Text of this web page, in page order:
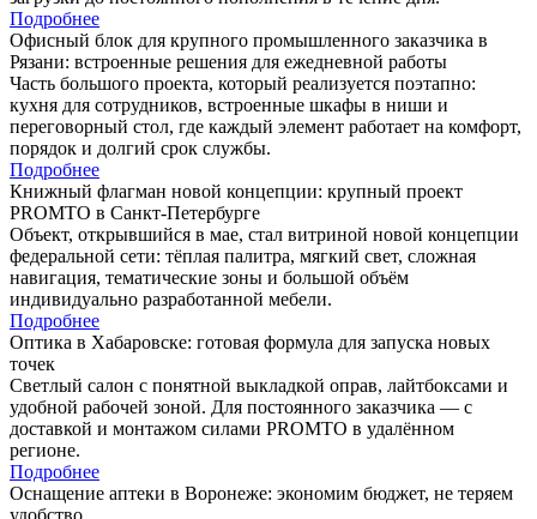
Подробнее
Офисный блок для крупного промышленного заказчика в
Рязани: встроенные решения для ежедневной работы
Часть большого проекта, который реализуется поэтапно:
кухня для сотрудников, встроенные шкафы в ниши и
переговорный стол, где каждый элемент работает на комфорт,
порядок и долгий срок службы.
Подробнее
Книжный флагман новой концепции: крупный проект
PROMTO в Санкт-Петербурге
Объект, открывшийся в мае, стал витриной новой концепции
федеральной сети: тёплая палитра, мягкий свет, сложная
навигация, тематические зоны и большой объём
индивидуально разработанной мебели.
Подробнее
Оптика в Хабаровске: готовая формула для запуска новых
точек
Светлый салон с понятной выкладкой оправ, лайтбоксами и
удобной рабочей зоной. Для постоянного заказчика — с
доставкой и монтажом силами PROMTO в удалённом
регионе.
Подробнее
Оснащение аптеки в Воронеже: экономим бюджет, не теряем
удобство